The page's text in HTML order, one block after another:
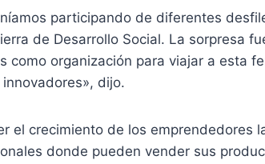
participando de diferentes
de Desarrollo Social. La sorpresa
como organización para viajar a esta
dijo.
el crecimiento de los emprendedores
donde pueden vender sus